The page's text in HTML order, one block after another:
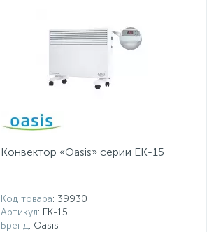
Конвектор «Oasis» серии EK-15
Код товара: 39930
Артикул: EK-15
Бренд: Oasis